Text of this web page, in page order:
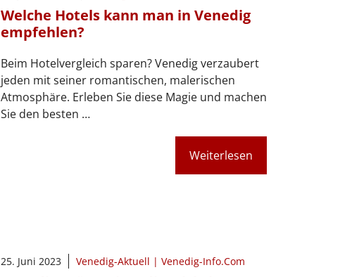
Welche Hotels kann man in Venedig
empfehlen?
Beim Hotelvergleich sparen? Venedig verzaubert
jeden mit seiner romantischen, malerischen
Atmosphäre. Erleben Sie diese Magie und machen
Sie den besten …
Weiterlesen
25. Juni 2023 Venedig-Aktuell | Venedig-Info.Com